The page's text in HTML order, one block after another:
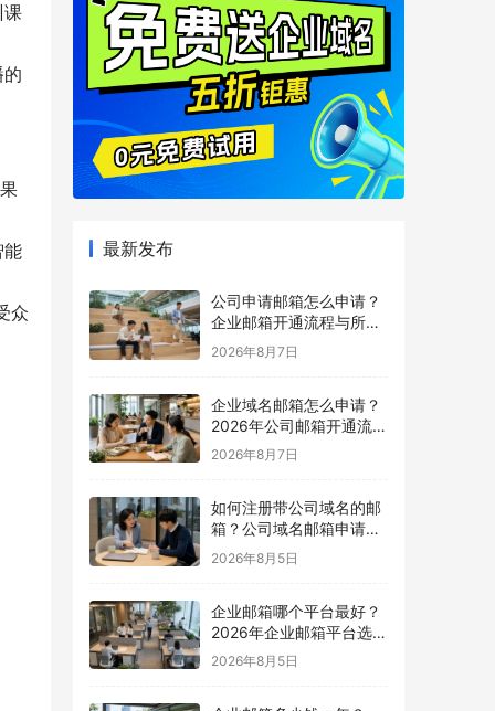
课
能
众
最新发布
公司申请邮箱怎么申请？
企业邮箱开通流程与所需
材料说明
2026年8月7日
企业域名邮箱怎么申请？
2026年公司邮箱开通流程
详解
2026年8月7日
如何注册带公司域名的邮
箱？公司域名邮箱申请与
配置指南
2026年8月5日
企业邮箱哪个平台最好？
2026年企业邮箱平台选择
指南
2026年8月5日